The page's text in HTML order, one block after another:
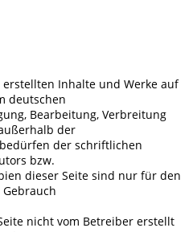
Inhalte und Werke auf
deutschen
Bearbeitung, Verbreitung
der
der schriftlichen
bzw.
dieser Seite sind nur für den
nicht vom Betreiber erstellt